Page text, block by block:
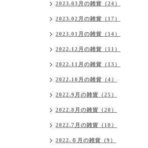
2023.03月の雑貨（24）
2023.02月の雑貨（17）
2023.01月の雑貨（14）
2022.12月の雑貨（11）
2022.11月の雑貨（13）
2022.10月の雑貨（4）
2022.9月の雑貨（25）
2022.8月の雑貨（20）
2022.7月の雑貨（18）
2022.６月の雑貨（9）